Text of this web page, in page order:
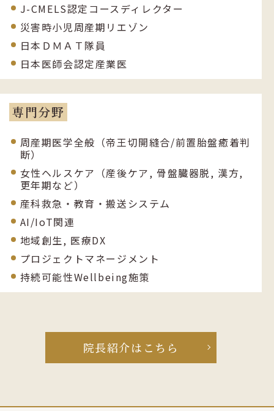
J-CMELS認定コースディレクター
災害時小児周産期リエゾン
日本ＤＭＡＴ隊員
日本医師会認定産業医
専門分野
周産期医学全般（帝王切開縫合/前置胎盤癒着判
断）
女性ヘルスケア（産後ケア, 骨盤臓器脱, 漢方,
更年期など）
産科救急・教育・搬送システム
AI/IoT関連
地域創生, 医療DX
プロジェクトマネージメント
持続可能性Wellbeing施策
院長紹介はこちら